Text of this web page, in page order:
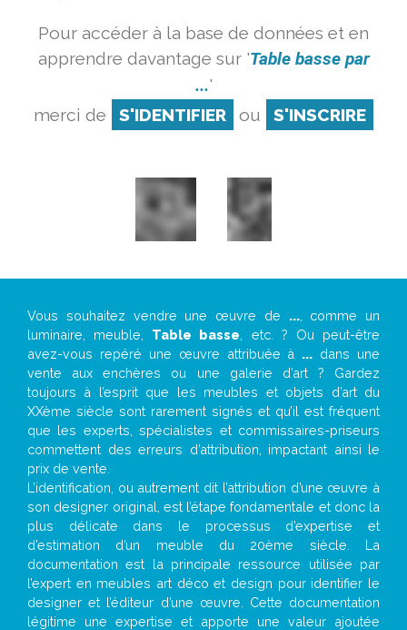
Pour accéder à la base de données et en
apprendre davantage sur 'Table basse par
...'
merci de
S'IDENTIFIER ou S'INSCRIRE
Vous souhaitez vendre une œuvre de ..., comme un
luminaire, meuble, Table basse , etc. ? Ou peut-être
avez-vous repéré une œuvre attribuée à ... dans une
vente aux enchères ou une galerie d’art ? Gardez
toujours à l’esprit que les meubles et objets d’art du
XXème siècle sont rarement signés et qu’il est fréquent
que les experts, spécialistes et commissaires-priseurs
commettent des erreurs d’attribution, impactant ainsi le
prix de vente.
L’identification, ou autrement dit l’attribution d’une œuvre à
son designer original, est l’étape fondamentale et donc la
plus délicate dans le processus d’expertise et
d’estimation d’un meuble du 20ème siècle. La
documentation est la principale ressource utilisée par
l’expert en meubles art déco et design pour identifier le
designer et l’éditeur d’une œuvre. Cette documentation
légitime une expertise et apporte une valeur ajoutée